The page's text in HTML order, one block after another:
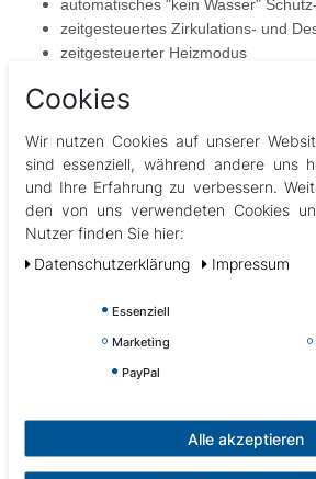
automatisches "kein Wasser"
zeitgesteuertes Zirkulations- und
zeitgesteuerter Heizmodus
Thermolayer Isolation
Thermo Deckel & Stufen / Treppen
Technische Details
Massagepumpe 3PS
Stromversorgung 230V, 50Hz/60Hz,
Optional erhältlich,gerne erstellen wir
Sound System
Cookies
Wir nutzen Cookies auf unserer
sind essenziell, während andere uns
und Ihre Erfahrung zu verbessern.
den von uns verwendeten Cookies
Nutzer finden Sie hier:
Daten­schutz­erklärung
Impressum
Essenziell
Marketing
PayPal
Alle akzeptieren